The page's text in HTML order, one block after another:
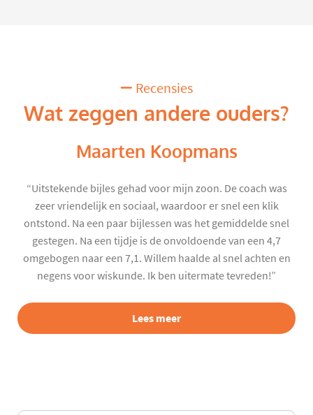
Recensies
Wat zeggen andere ouders?
Maarten Koopmans
“Uitstekende bijles gehad voor mijn zoon. De coach was
zeer vriendelijk en sociaal, waardoor er snel een klik
ontstond. Na een paar bijlessen was het gemiddelde snel
gestegen. Na een tijdje is de onvoldoende van een 4,7
omgebogen naar een 7,1. Willem haalde al snel achten en
negens voor wiskunde. Ik ben uitermate tevreden!”
Lees meer